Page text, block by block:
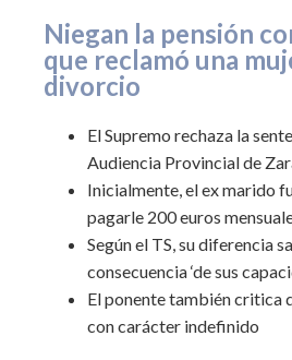
Niegan la pensión
que reclamó una
divorcio
El Supremo rechaza la
Audiencia Provincial de
Inicialmente, el ex marido
pagarle 200 euros
Según el TS, su diferencia
consecuencia ‘de sus
El ponente también critica
con carácter indefinido